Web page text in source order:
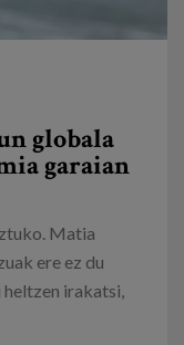
globala
garaian
Matia
ere ez du
irakatsi,